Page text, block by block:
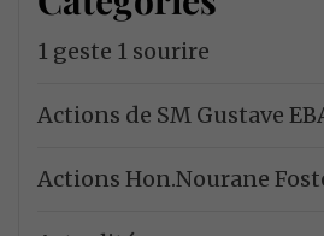
1 geste 1 sourire
Actions de SM Gustave
Actions Hon.Nourane